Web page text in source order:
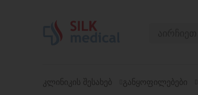
ᲙᲚᲘᲜᲘᲙᲘᲡ ᲨᲔᲡᲐᲮᲔᲑ ᲒᲐᲜᲧᲝᲤᲘᲚᲔᲑᲔᲑᲘ